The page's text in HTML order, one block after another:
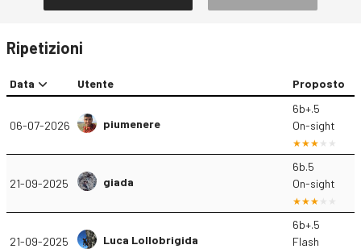
Ripetizioni
Data Utente Proposto
06-07-2026 piumenere
6b+.5
On-sight
21-09-2025 giada
6b.5
On-sight
21-09-2025 Luca Lollobrigida
6b+.5
Flash